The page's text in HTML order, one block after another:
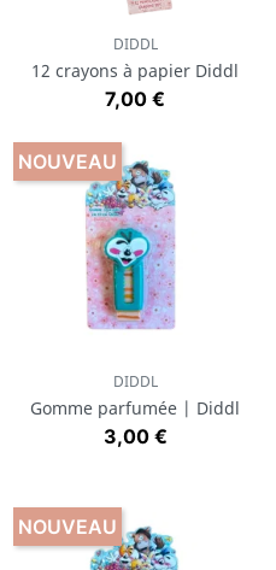
DIDDL
12 crayons à papier Diddl
Prix
7,00 €
DIDDL
Gomme parfumée | Diddl
Prix
3,00 €
NOUVEAU
NOUVEAU